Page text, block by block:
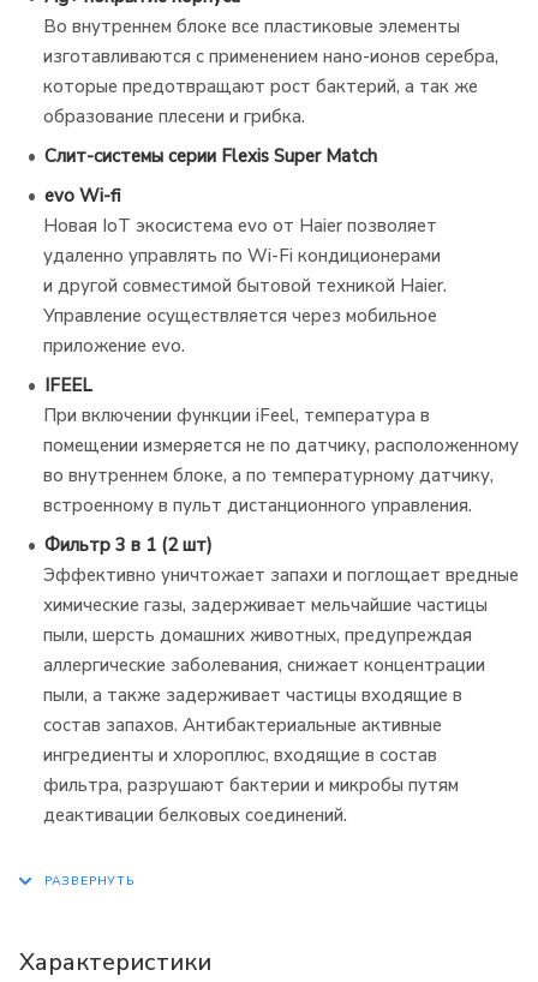
Во внутреннем блоке все пластиковые элементы
изготавливаются с применением нано-ионов серебра,
которые предотвращают рост бактерий, а так же
образование плесени и грибка.
Слит-системы серии Flexis Super Match
evo Wi-fi
Новая IoT экосистема evo от Haier позволяет
удаленно управлять по Wi-Fi кондиционерами
и другой совместимой бытовой техникой Haier.
Управление осуществляется через мобильное
приложение evo.
IFEEL
При включении функции iFeel, температура в
помещении измеряется не по датчику, расположенному
во внутреннем блоке, а по температурному датчику,
встроенному в пульт дистанционного управления.
Фильтр 3 в 1 (2 шт)
Эффективно уничтожает запахи и поглощает вредные
химические газы, задерживает мельчайшие частицы
пыли, шерсть домашних животных, предупреждая
аллергические заболевания, снижает концентрации
пыли, а также задерживает частицы входящие в
состав запахов. Антибактериальные активные
ингредиенты и хлороплюс, входящие в состав
фильтра, разрушают бактерии и микробы путям
деактивации белковых соединений.
Характеристики